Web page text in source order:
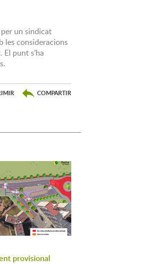
un sindicat
les consideracions
El punt s'ha
COMPARTIR
provisional